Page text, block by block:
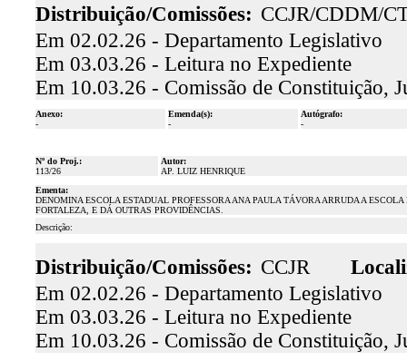
Distribuição/Comissões: CCJR/CDDM/
Em 02.02.26 - Departamento Legislativo
Em 03.03.26 - Leitura no Expediente
Em 10.03.26 - Comissão de Constituição,
Anexo:
-
Emenda(s):
-
Autógrafo:
-
Nº do Proj.:
113/26
Autor:
AP. LUIZ HENRIQUE
Ementa:
DENOMINA ESCOLA ESTADUAL PROFESSORA ANA PAULA TÁVORA ARRUDA A
FORTALEZA, E DÁ OUTRAS PROVIDÊNCIAS.
Descrição:
Distribuição/Comissões: CCJR
Em 02.02.26 - Departamento Legislativo
Em 03.03.26 - Leitura no Expediente
Em 10.03.26 - Comissão de Constituição,